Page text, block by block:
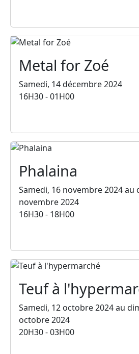
Metal for Zoé
Samedi, 14 décembre 2024
16H30 - 01H00
Phalaina
Samedi, 16 novembre 2024 au
novembre 2024
16H30 - 18H00
Teuf à
Samedi, 12 octobre 2024 au
octobre 2024
20H30 - 03H00